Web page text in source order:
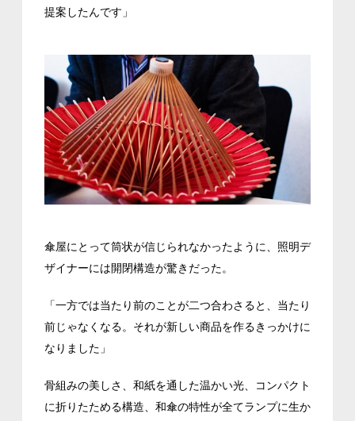
提案したんです」
傘屋にとって筒状が信じられなかったように、照明デ
ザイナーには開閉構造が驚きだった。
「一方では当たり前のことが二つ合わさると、当たり
前じゃなくなる。それが新しい商品を作るきっかけに
なりました」
骨組みの美しさ、和紙を通した温かい光、コンパクト
に折りたためる構造、和傘の特性が全てランプに生か